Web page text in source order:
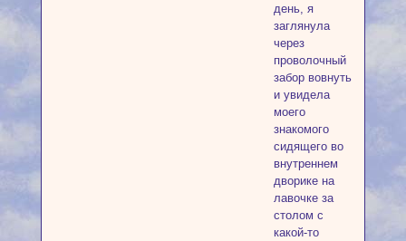
день, я
заглянула
через
проволочный
забор вовнуть
и увидела
моего
знакомого
сидящего во
внутреннем
дворике на
лавочке за
столом с
какой-то